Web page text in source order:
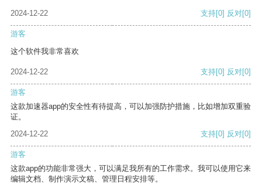
2024-12-22 支持[0] 反对[0]
游客
这个软件我非常喜欢
2024-12-22 支持[0] 反对[0]
游客
这款加速器app的安全性有待提高，可以加强防护措施，比如增加双重验
证。
2024-12-22
支持[0] 反对[0]
游客
这款app的功能非常强大，可以满足我所有的工作需求。我可以使用它来
编辑文档、制作演示文稿、管理日程安排等。